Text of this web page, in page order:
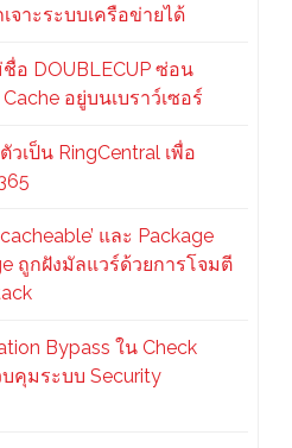
จาะระบบเครือข่ายได้
อ DOUBLECUP ซ่อน
อยู่บนเบราว์เซอร์
เป็น RingCentral เพื่อ
และ Package
ถูกฝังมัลแวร์ด้วยการโจมตี
Bypass ใน Check
คุมระบบ Security